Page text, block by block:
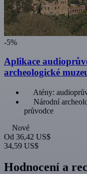
-5%
Aplikace
archeologické
Atény:
Národní
průvodce
Nové
Od 36,42 US$
34,59 US$
Hodnocení a